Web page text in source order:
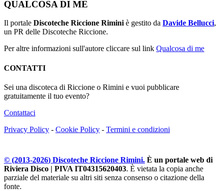
QUALCOSA DI ME
Il portale Discoteche Riccione Riminiè gestito da Davide Bellucci,
un PR delle Discoteche Riccione.
Per altre informazioni sull'autore cliccare sul link Qualcosa di me
CONTATTI
Sei una discoteca di Riccione o Rimini e vuoi pubblicare
gratuitamente il tuo evento?
Contattaci
Privacy Policy - Cookie Policy - Termini e condizioni
© (2013-2026) Discoteche Riccione Rimini. È un portale web di
Riviera Disco | PIVA IT04315620403. È vietata la copia anche
parziale del materiale su altri siti senza consenso o citazione della
fonte.